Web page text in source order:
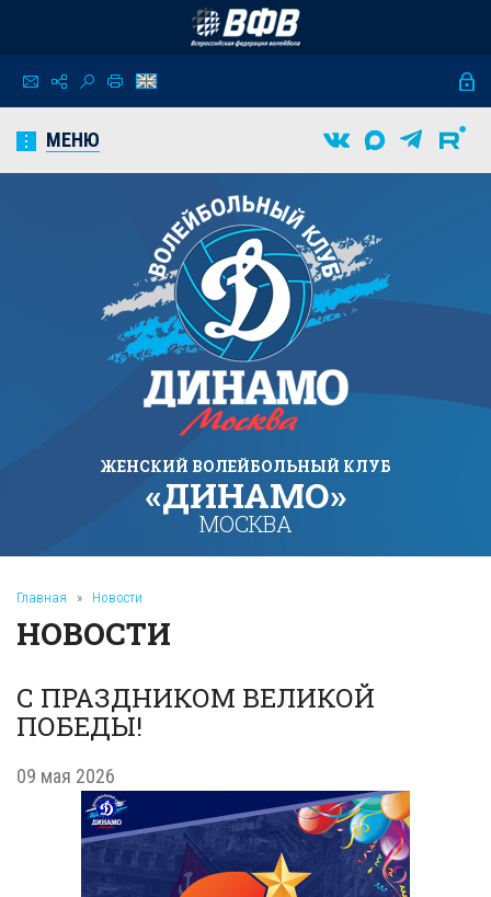
МЕНЮ
ЖЕНСКИЙ ВОЛЕЙБОЛЬНЫЙ КЛУБ
«ДИНАМО»
МОСКВА
Главная » Новости
НОВОСТИ
С ПРАЗДНИКОМ ВЕЛИКОЙ
ПОБЕДЫ!
09 мая 2026